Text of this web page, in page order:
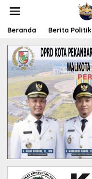
Beranda Berita Politik